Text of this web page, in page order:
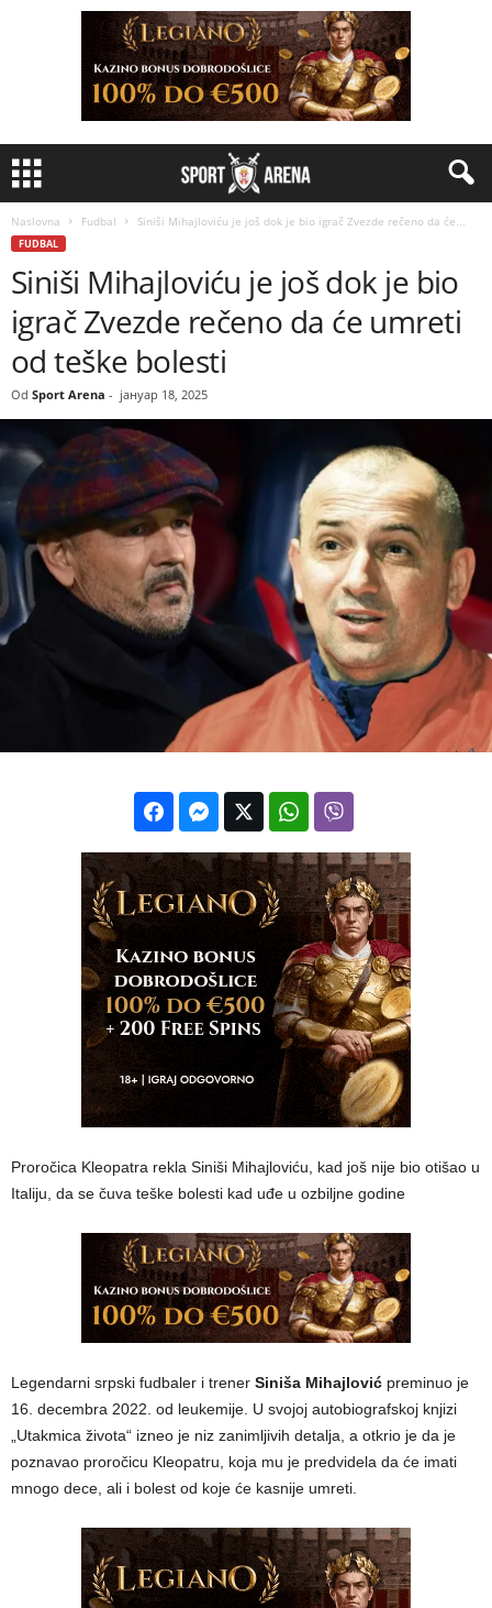
Naslovna Fudbal Siniši Mihajloviću je još dok je bio igrač Zvezde rečeno da će...
FUDBAL
Siniši Mihajloviću je još dok je bio
igrač Zvezde rečeno da će umreti
od teške bolesti
Od Sport Arena - јануар 18, 2025
Proročica Kleopatra rekla Siniši Mihajloviću, kad još nije bio otišao u
Italiju, da se čuva teške bolesti kad uđe u ozbiljne godine
Legendarni srpski fudbaler i trener Siniša Mihajlović preminuo je
16. decembra 2022. od leukemije. U svojoj autobiografskoj knjizi
„Utakmica života“ izneo je niz zanimljivih detalja, a otkrio je da je
poznavao proročicu Kleopatru, koja mu je predvidela da će imati
mnogo dece, ali i bolest od koje će kasnije umreti.